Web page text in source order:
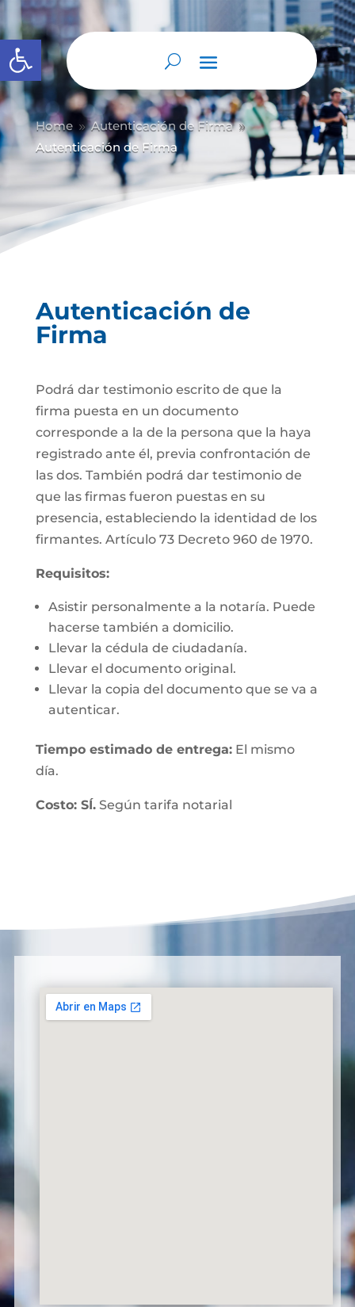
Abrir barra de herramientas
Home 9 Autenticación de Firma 9
Autenticación de Firma
Autenticación de
Firma
Podrá dar testimonio escrito de que la
firma puesta en un documento
corresponde a la de la persona que la haya
registrado ante él, previa confrontación de
las dos. También podrá dar testimonio de
que las firmas fueron puestas en su
presencia, estableciendo la identidad de los
firmantes. Artículo 73 Decreto 960 de 1970.
Requisitos:
Asistir personalmente a la notaría. Puede
hacerse también a domicilio.
Llevar la cédula de ciudadanía.
Llevar el documento original.
Llevar la copia del documento que se va a
autenticar.
Tiempo estimado de entrega:El mismo
día.
Costo: SÍ.Según tarifa notarial